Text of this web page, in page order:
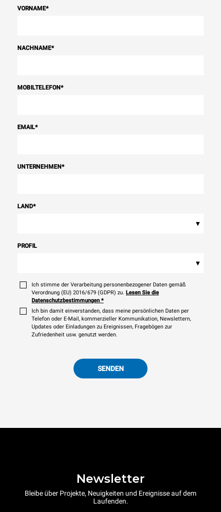
VORNAME*
NACHNAME*
MOBILTELEFON*
EMAIL*
UNTERNEHMEN*
LAND*
▾
PROFIL
▾
Ich stimme der Verarbeitung personenbezogener Daten gemäß
Verordnung (EU) 2016/679 (GDPR) zu. Lesen Sie die
Datenschutzbestimmungen *
Ich bin damit einverstanden, dass meine persönlichen Daten per
Telefon oder E-Mail, kommerzieller Kommunikation, Newslettern,
Updates oder Einladungen zu Ereignissen, Fragebögen zur
Zufriedenheit usw. genutzt werden.
SENDEN
Newsletter
Bleibe über Projekte, Neuigkeiten und Ereignisse auf dem
Laufenden.